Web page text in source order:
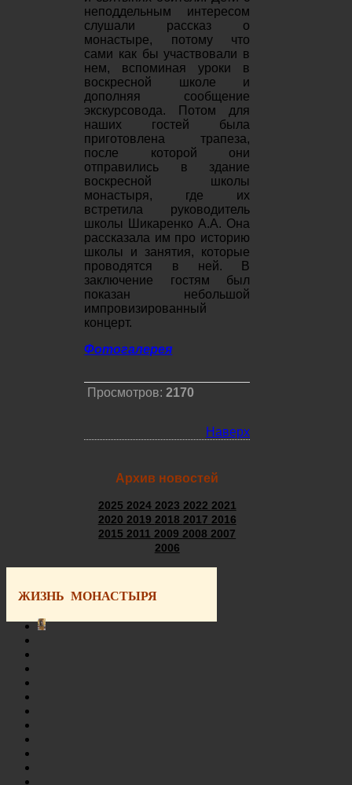
неподдельным интересом
слушали рассказ о
монастыре, потому что
сами как бы участвовали в
нем, вспоминая уроки в
воскресной школе и
дополняя сообщение
экскурсовода. Потом для
наших гостей была
приготовлена трапеза,
после которой они
отправились в здание
воскресной школы
монастыря, где их
встретила руководитель
школы Шикаренко А.А. Она
рассказала им про историю
школы и занятия, которые
проводятся в ней. В
заключение гостям был
показан небольшой
импровизированный
концерт.
Фотогалерея
Просмотров:2170
Наверх
Архив новостей
2025 2024 2023 2022 2021
2020 2019 2018 2017 2016
2015 2011 2009 2008 2007
2006
ЖИЗНЬ МОНАСТЫРЯ